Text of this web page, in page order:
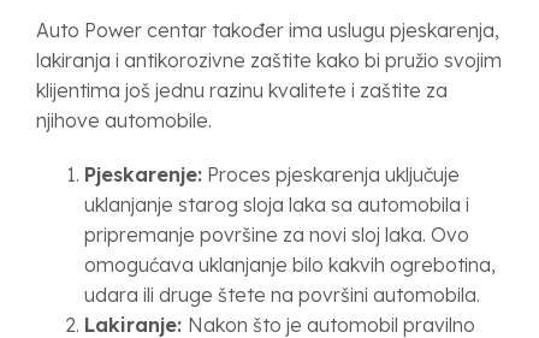
Auto Power centar također ima uslugu pjeskarenja,
lakiranja i antikorozivne zaštite kako bi pružio svojim
klijentima još jednu razinu kvalitete i zaštite za
njihove automobile.
Pjeskarenje: Proces pjeskarenja uključuje
uklanjanje starog sloja laka sa automobila i
pripremanje površine za novi sloj laka. Ovo
omogućava uklanjanje bilo kakvih ogrebotina,
udara ili druge štete na površini automobila.
Lakiranje: Nakon što je automobil pravilno